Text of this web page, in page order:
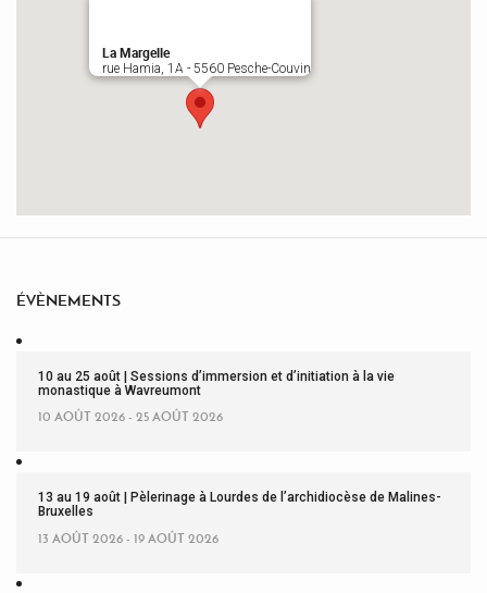
La Margelle
rue Hamia, 1A - 5560 Pesche-Couvin
ÉVÈNEMENTS
10 au 25 août | Sessions d’immersion et d’initiation à la vie
monastique à Wavreumont
10 AOÛT 2026 - 25 AOÛT 2026
13 au 19 août | Pèlerinage à Lourdes de l’archidiocèse de Malines-
Bruxelles
13 AOÛT 2026 - 19 AOÛT 2026